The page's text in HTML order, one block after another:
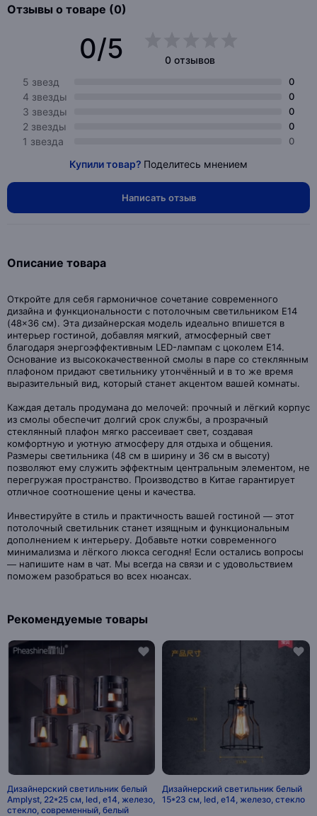
Отзывы о товаре (0)
0/5
0 отзывов
5 звезд
0
4 звезды 0
3 звезды 0
2 звезды 0
1 звезда 0
Купили товар? Поделитесь мнением
Написать отзыв
Описание товара
Откройте для себя гармоничное сочетание современного
дизайна и функциональности с потолочным светильником E14
(48×36 см). Эта дизайнерская модель идеально впишется в
интерьер гостиной, добавляя мягкий, атмосферный свет
благодаря энергоэффективным LED-лампам с цоколем E14.
Основание из высококачественной смолы в паре со стеклянным
плафоном придают светильнику утончённый и в то же время
выразительный вид, который станет акцентом вашей комнаты.
Каждая деталь продумана до мелочей: прочный и лёгкий корпус
из смолы обеспечит долгий срок службы, а прозрачный
стеклянный плафон мягко рассеивает свет, создавая
комфортную и уютную атмосферу для отдыха и общения.
Размеры светильника (48 см в ширину и 36 см в высоту)
позволяют ему служить эффектным центральным элементом, не
перегружая пространство. Производство в Китае гарантирует
отличное соотношение цены и качества.
Инвестируйте в стиль и практичность вашей гостиной — этот
потолочный светильник станет изящным и функциональным
дополнением к интерьеру. Добавьте нотки современного
минимализма и лёгкого люкса сегодня! Если остались вопросы
— напишите нам в чат. Мы всегда на связи и с удовольствием
поможем разобраться во всех нюансах.
Рекомендуемые товары
Дизайнерский светильник белый
Amplyst, 22*25 см, led, e14, железо,
стекло, современный, белый
Дизайнерский светильник белый
15*23 см, led, e14, железо, стекло